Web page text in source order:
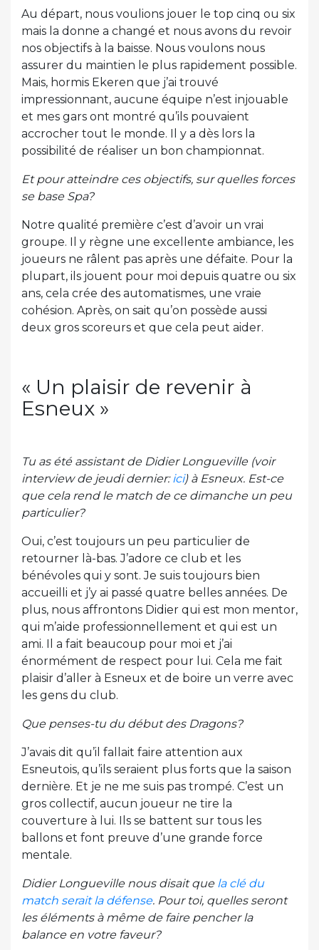
Au départ, nous voulions jouer le top cinq ou six
mais la donne a changé et nous avons du revoir
nos objectifs à la baisse. Nous voulons nous
assurer du maintien le plus rapidement possible.
Mais, hormis Ekeren que j’ai trouvé
impressionnant, aucune équipe n’est injouable
et mes gars ont montré qu’ils pouvaient
accrocher tout le monde. Il y a dès lors la
possibilité de réaliser un bon championnat.
Et pour atteindre ces objectifs, sur quelles forces
se base Spa?
Notre qualité première c’est d’avoir un vrai
groupe. Il y règne une excellente ambiance, les
joueurs ne râlent pas après une défaite. Pour la
plupart, ils jouent pour moi depuis quatre ou six
ans, cela crée des automatismes, une vraie
cohésion. Après, on sait qu’on possède aussi
deux gros scoreurs et que cela peut aider.
« Un plaisir de revenir à
Esneux »
Tu as été assistant de Didier Longueville (voir
interview de jeudi dernier:ici) à Esneux. Est-ce
que cela rend le match de ce dimanche un peu
particulier?
Oui, c’est toujours un peu particulier de
retourner là-bas. J’adore ce club et les
bénévoles qui y sont. Je suis toujours bien
accueilli et j’y ai passé quatre belles années. De
plus, nous affrontons Didier qui est mon mentor,
qui m’aide professionnellement et qui est un
ami. Il a fait beaucoup pour moi et j’ai
énormément de respect pour lui. Cela me fait
plaisir d’aller à Esneux et de boire un verre avec
les gens du club.
Que penses-tu du début des Dragons?
J’avais dit qu’il fallait faire attention aux
Esneutois, qu’ils seraient plus forts que la saison
dernière. Et je ne me suis pas trompé. C’est un
gros collectif, aucun joueur ne tire la
couverture à lui. Ils se battent sur tous les
ballons et font preuve d’une grande force
mentale.
Didier Longueville nous disait quela clé du
match serait la défense. Pour toi, quelles seront
les éléments à même de faire pencher la
balance en votre faveur?